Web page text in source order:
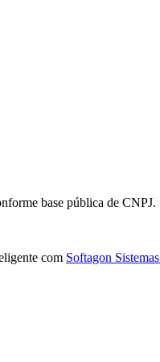
base pública de CNPJ.
com Softagon Sistemas